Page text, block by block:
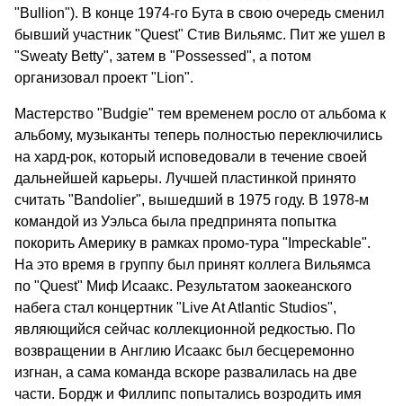
"Bullion"). В конце 1974-го Бута в свою очередь сменил
бывший участник "Quest" Стив Вильямс. Пит же ушел в
"Sweaty Betty", затем в "Possessed", а потом
организовал проект "Lion".
Мастерство "Budgie" тем временем росло от альбома к
альбому, музыканты теперь полностью переключились
на хард-рок, который исповедовали в течение своей
дальнейшей карьеры. Лучшей пластинкой принято
считать "Bandolier", вышедший в 1975 году. В 1978-м
командой из Уэльса была предпринята попытка
покорить Америку в рамках промо-тура "Impeckable".
На это время в группу был принят коллега Вильямса
по "Quest" Миф Исаакс. Результатом заокеанского
набега стал концертник "Live At Atlantic Studios",
являющийся сейчас коллекционной редкостью. По
возвращении в Англию Исаакс был бесцеремонно
изгнан, а сама команда вскоре развалилась на две
части. Бордж и Филлипс попытались возродить имя